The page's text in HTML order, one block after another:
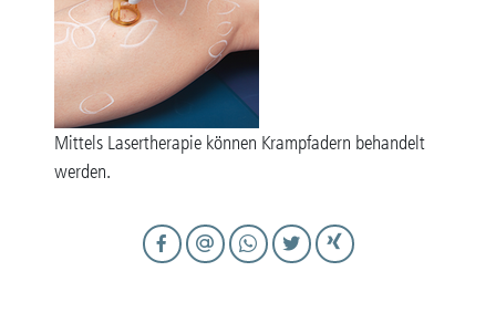
Mittels Lasertherapie können Krampfadern behandelt
werden.